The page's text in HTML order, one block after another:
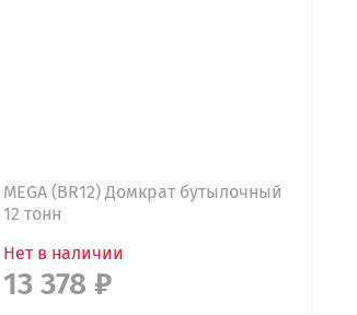
MEGA (BR12) Домкрат бутылочный
12 тонн
Нет в наличии
13 378 ₽